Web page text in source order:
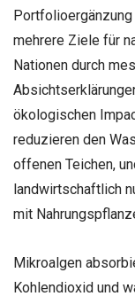
mehrere Ziele für
Nationen durch
ökologischen
reduzieren den
offenen Teichen,
landwirtschaftlich
mit
Mikroalgen
Kohlendioxid und